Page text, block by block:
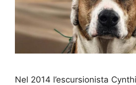
Nel 2014 l’escursionista